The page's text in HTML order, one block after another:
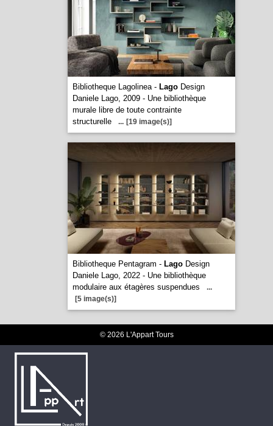
Bibliotheque Lagolinea - LagoDesign
Daniele Lago, 2009 - Une bibliothèque
murale libre de toute contrainte
structurelle
... [19 image(s)]
Bibliotheque Pentagram - LagoDesign
Daniele Lago, 2022 - Une bibliothèque
modulaire aux étagères suspendues
...
[5 image(s)]
© 2026 L'Appart Tours